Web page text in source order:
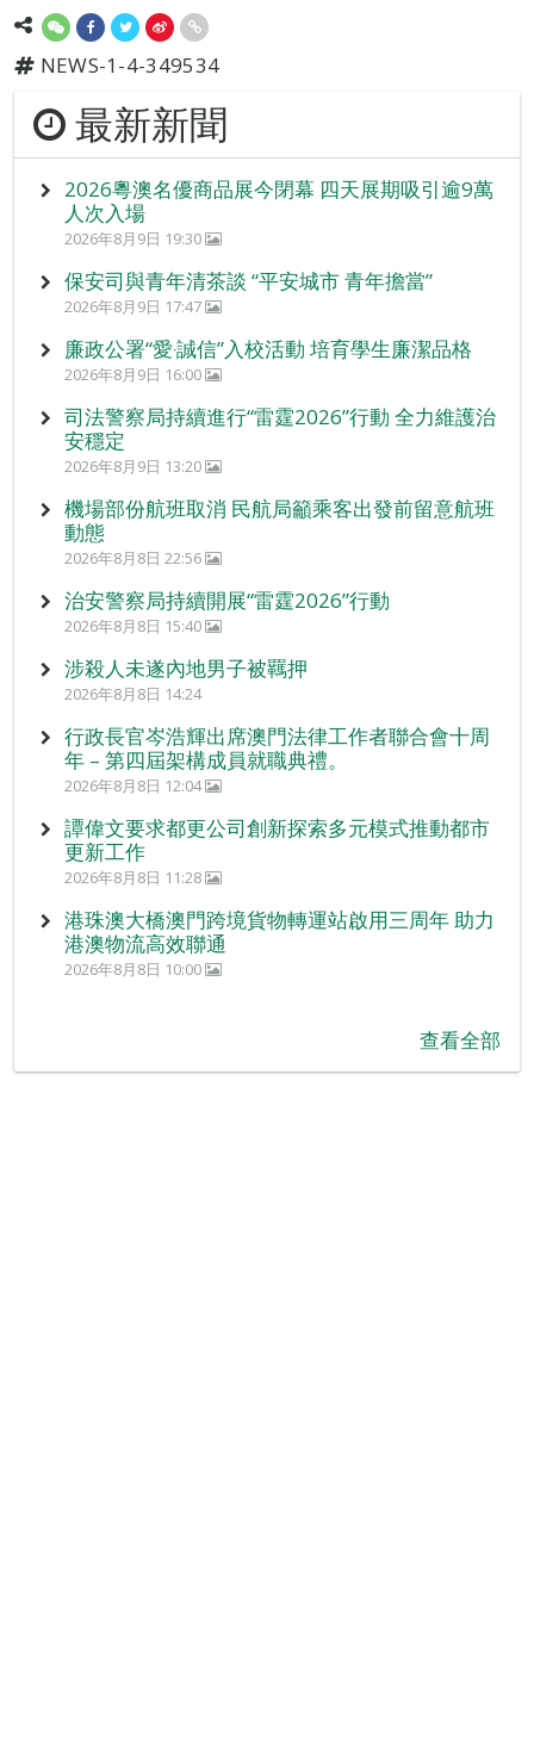
NEWS-1-4-349534
最新新聞
2026粵澳名優商品展今閉幕 四天展期吸引逾9萬
人次入場
2026年8月9日 19:30
保安司與青年清茶談 “平安城市 青年擔當”
2026年8月9日 17:47
廉政公署“愛‧誠信”入校活動 培育學生廉潔品格
2026年8月9日 16:00
司法警察局持續進行“雷霆2026”行動 全力維護治
安穩定
2026年8月9日 13:20
機場部份航班取消 民航局籲乘客出發前留意航班
動態
2026年8月8日 22:56
治安警察局持續開展“雷霆2026”行動
2026年8月8日 15:40
涉殺人未遂內地男子被羈押
2026年8月8日 14:24
行政長官岑浩輝出席澳門法律工作者聯合會十周
年 – 第四屆架構成員就職典禮。
2026年8月8日 12:04
譚偉文要求都更公司創新探索多元模式推動都市
更新工作
2026年8月8日 11:28
港珠澳大橋澳門跨境貨物轉運站啟用三周年 助力
港澳物流高效聯通
2026年8月8日 10:00
查看全部